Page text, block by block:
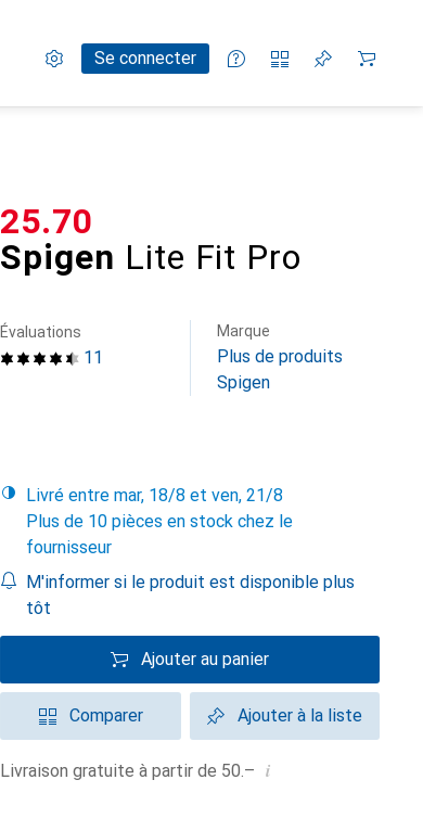
Paramètres
Compte clientSe connecter
Listes de comparaison
Listes d'envies
Panier
Spigen Lite Fit Pro
CHF
25.70
11
Évaluations Marque
Plus de produits
Spigen
Livré entre mar, 18/8 et ven, 21/8
Plus de 10 pièces en stock chez le
fournisseur
M'informer si le produit est disponible plus
tôt
Ajouter au panier
Comparer Ajouter à la liste
Livraison gratuite à partir de 50.– i